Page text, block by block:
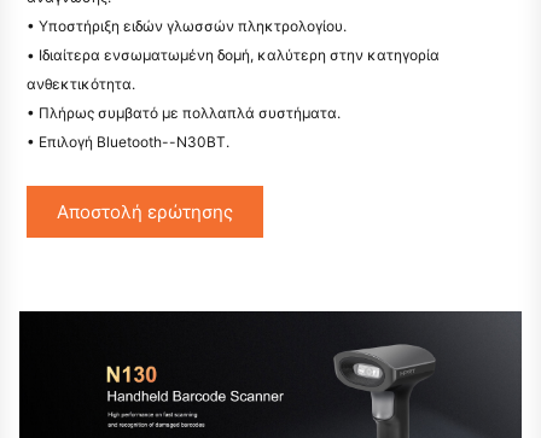
• Υποστήριξη ειδών γλωσσών πληκτρολογίου.
• Ιδιαίτερα ενσωματωμένη δομή, καλύτερη στην κατηγορία
ανθεκτικότητα.
• Πλήρως συμβατό με πολλαπλά συστήματα.
• Επιλογή Bluetooth--N30BT.
Αποστολή ερώτησης